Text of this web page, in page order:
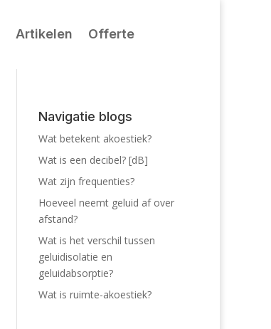
Artikelen Offerte
Navigatie blogs
Wat betekent akoestiek?
Wat is een decibel? [dB]
Wat zijn frequenties?
Hoeveel neemt geluid af over
afstand?
Wat is het verschil tussen
geluidisolatie en
geluidabsorptie?
Wat is ruimte-akoestiek?